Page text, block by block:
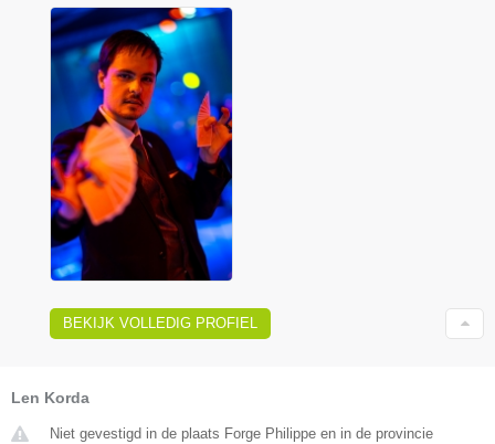
BEKIJK VOLLEDIG PROFIEL
Len Korda
Niet gevestigd in de plaats Forge Philippe en in de provincie